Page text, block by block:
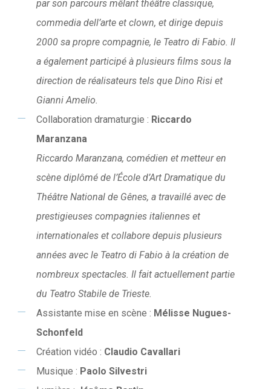
par son parcours mêlant théâtre classique,
commedia dell’arte et clown, et dirige depuis
2000 sa propre compagnie, le Teatro di Fabio. Il
a également participé à plusieurs films sous la
direction de réalisateurs tels que Dino Risi et
Gianni Amelio.
Collaboration dramaturgie : Riccardo
Maranzana
Riccardo Maranzana, comédien et metteur en
scène diplômé de l’École d’Art Dramatique du
Théâtre National de Gênes, a travaillé avec de
prestigieuses compagnies italiennes et
internationales et collabore depuis plusieurs
années avec le Teatro di Fabio à la création de
nombreux spectacles. Il fait actuellement partie
du Teatro Stabile de Trieste.
Assistante mise en scène : Mélisse Nugues-
Schonfeld
Création vidéo : Claudio Cavallari
Musique : Paolo Silvestri